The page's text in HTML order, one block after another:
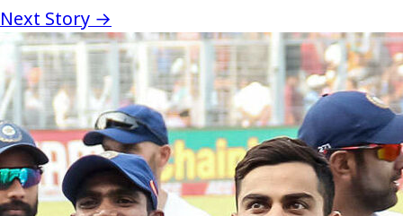
Next Story →